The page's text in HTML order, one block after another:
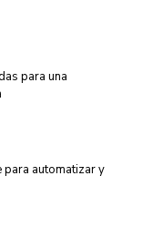
para una
para automatizar y